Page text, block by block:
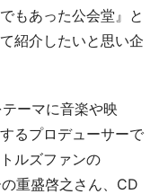
もあった公会堂』と
紹介したいと思い企
ーマに音楽や映
るプロデューサーで
ルズファンの
重盛啓之さん、CD